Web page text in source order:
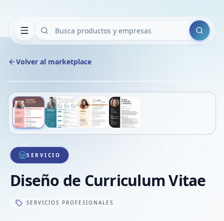
Buscar
Volver al marketplace
1/4
SERVICIO
Diseño de Curriculum Vitae
SERVICIOS PROFESIONALES